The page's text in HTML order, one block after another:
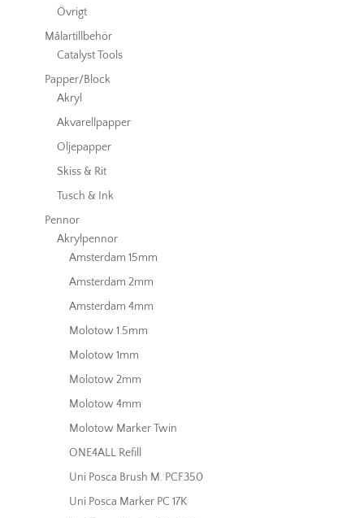
Övrigt
Målartillbehör
Catalyst Tools
Papper/Block
Akryl
Akvarellpapper
Oljepapper
Skiss & Rit
Tusch & Ink
Pennor
Akrylpennor
Amsterdam 15mm
Amsterdam 2mm
Amsterdam 4mm
Molotow 1.5mm
Molotow 1mm
Molotow 2mm
Molotow 4mm
Molotow Marker Twin
ONE4ALL Refill
Uni Posca Brush M. PCF350
Uni Posca Marker PC 17K